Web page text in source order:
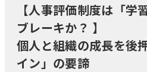
【人事評価制度は「学
ブレーキか？ 】
個人と組織の成長を後
イン」の要諦